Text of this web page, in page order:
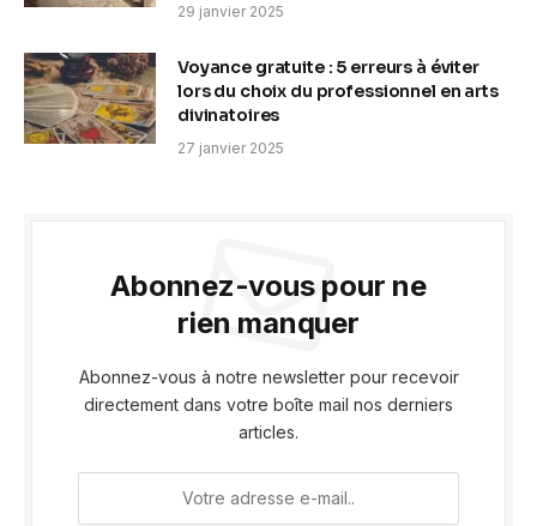
29 janvier 2025
Voyance gratuite : 5 erreurs à éviter
lors du choix du professionnel en arts
divinatoires
27 janvier 2025
Abonnez-vous pour ne
rien manquer
Abonnez-vous à notre newsletter pour recevoir
directement dans votre boîte mail nos derniers
articles.